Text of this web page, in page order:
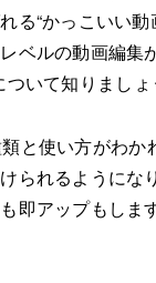
る“かっこいい動
ベルの動画編集
いて知りましょ
と使い方がわか
られるようにな
即アップもしま